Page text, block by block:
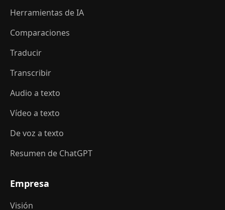
Herramientas de IA
Comparaciones
Traducir
Transcribir
Audio a texto
Vídeo a texto
De voz a texto
Resumen de ChatGPT
Empresa
Visión